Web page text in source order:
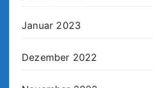
Januar 2023
Dezember 2022